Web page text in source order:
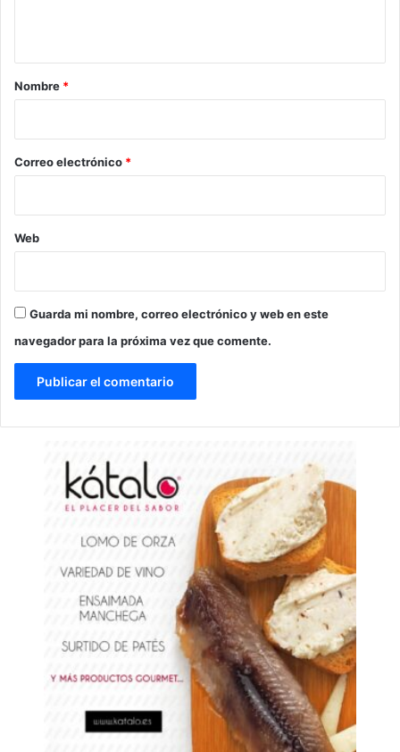
r
*
Nombre *
Correo electrónico *
Web
Guarda mi nombre, correo electrónico y web en este
navegador para la próxima vez que comente.